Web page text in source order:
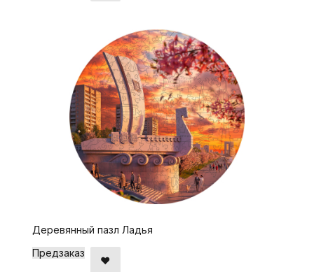
Деревянный пазл Ладья
Предзаказ